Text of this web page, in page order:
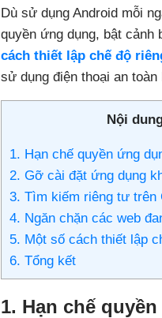
Dù sử dụng Android mỗi
quyền ứng dụng, bật cảnh
cách thiết lập chế độ
sử dụng điện thoại an toàn
Nội
1. Hạn chế quyền ứng
2. Gỡ cài đặt ứng dụng
3. Tìm kiếm riêng tư trên
4. Ngăn chặn các web
5. Một số cách thiết lập
6. Tổng kết
1. Hạn chế